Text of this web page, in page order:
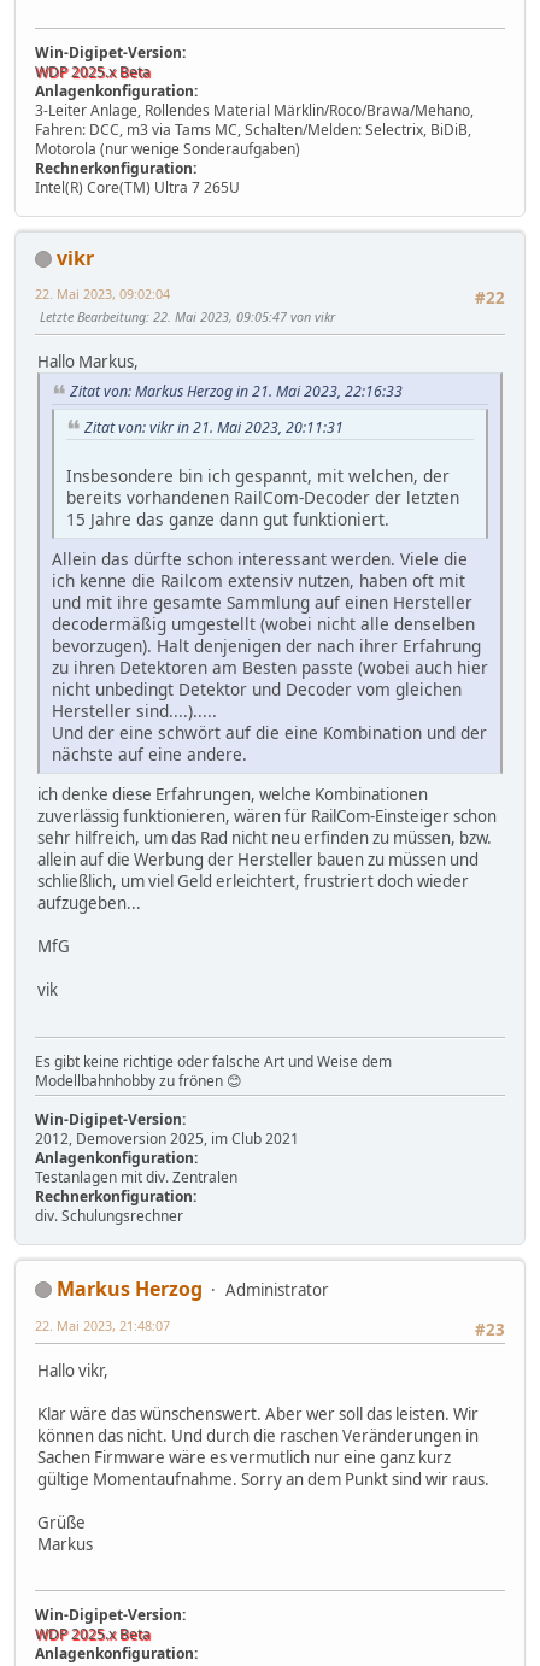
Win-Digipet-Version:
WDP 2025.x Beta
Anlagenkonfiguration:
3-Leiter Anlage, Rollendes Material Märklin/Roco/Brawa/Mehano,
Fahren: DCC, m3 via Tams MC, Schalten/Melden: Selectrix, BiDiB,
Motorola (nur wenige Sonderaufgaben)
Rechnerkonfiguration:
Intel(R) Core(TM) Ultra 7 265U
vikr
#22
22. Mai 2023, 09:02:04
Letzte Bearbeitung: 22. Mai 2023, 09:05:47 von vikr
Hallo Markus,
Zitat von: Markus Herzog in 21. Mai 2023, 22:16:33
Zitat von: vikr in 21. Mai 2023, 20:11:31
Insbesondere bin ich gespannt, mit welchen, der
bereits vorhandenen RailCom-Decoder der letzten
15 Jahre das ganze dann gut funktioniert.
Allein das dürfte schon interessant werden. Viele die
ich kenne die Railcom extensiv nutzen, haben oft mit
und mit ihre gesamte Sammlung auf einen Hersteller
decodermäßig umgestellt (wobei nicht alle denselben
bevorzugen). Halt denjenigen der nach ihrer Erfahrung
zu ihren Detektoren am Besten passte (wobei auch hier
nicht unbedingt Detektor und Decoder vom gleichen
Hersteller sind....).....
Und der eine schwört auf die eine Kombination und der
nächste auf eine andere.
ich denke diese Erfahrungen, welche Kombinationen
zuverlässig funktionieren, wären für RailCom-Einsteiger schon
sehr hilfreich, um das Rad nicht neu erfinden zu müssen, bzw.
allein auf die Werbung der Hersteller bauen zu müssen und
schließlich, um viel Geld erleichtert, frustriert doch wieder
aufzugeben...
MfG
vik
Es gibt keine richtige oder falsche Art und Weise dem
Modellbahnhobby zu frönen 😊
Win-Digipet-Version:
2012, Demoversion 2025, im Club 2021
Anlagenkonfiguration:
Testanlagen mit div. Zentralen
Rechnerkonfiguration:
div. Schulungsrechner
Markus Herzog
Administrator
#23
22. Mai 2023, 21:48:07
Hallo vikr,
Klar wäre das wünschenswert. Aber wer soll das leisten. Wir
können das nicht. Und durch die raschen Veränderungen in
Sachen Firmware wäre es vermutlich nur eine ganz kurz
gültige Momentaufnahme. Sorry an dem Punkt sind wir raus.
Grüße
Markus
Win-Digipet-Version:
WDP 2025.x Beta
Anlagenkonfiguration: